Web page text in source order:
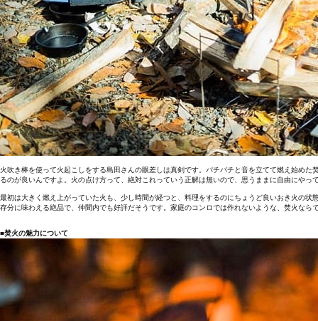
火吹き棒を使って火起こしをする島田さんの眼差しは真剣です。パチパチと音を立てて燃え始め
るのが良いんですよ。火の点け方って、絶対これっていう正解は無いので、思うままに自由にやっ
最初は大きく燃え上がっていた火も、少し時間が経つと、料理をするのにちょうど良いおき火の
存分に味わえる絶品で、仲間内でも好評だそうです。家庭のコンロでは作れないような、焚火なら
■焚火の魅力について